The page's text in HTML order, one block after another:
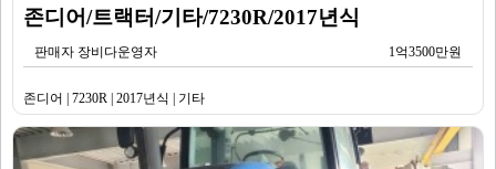
존디어/트랙터/기타/7230R/2017년식
판매자 장비다운영자 1억3500만원
존디어 | 7230R | 2017년식 | 기타